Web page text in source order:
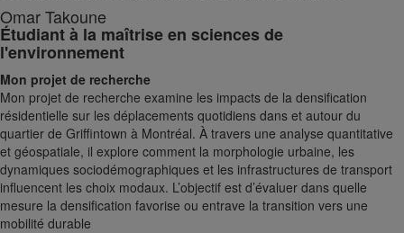
Omar Takoune
Étudiant à la maîtrise en sciences de
l'environnement
Mon projet de recherche
Mon projet de recherche examine les impacts de la densification
résidentielle sur les déplacements quotidiens dans et autour du
quartier de Griffintown à Montréal. À travers une analyse quantitative
et géospatiale, il explore comment la morphologie urbaine, les
dynamiques sociodémographiques et les infrastructures de transport
influencent les choix modaux. L’objectif est d’évaluer dans quelle
mesure la densification favorise ou entrave la transition vers une
mobilité durable